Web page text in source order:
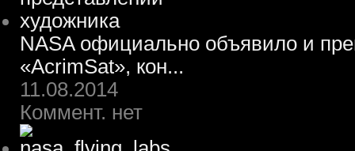
NASA официально объявило и
«AcrimSat», кон...
11.08.2014
Коммент. нет